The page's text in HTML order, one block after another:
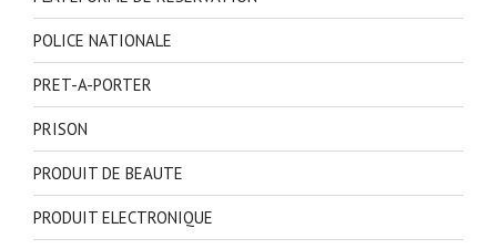
POLICE NATIONALE
PRET-A-PORTER
PRISON
PRODUIT DE BEAUTE
PRODUIT ELECTRONIQUE